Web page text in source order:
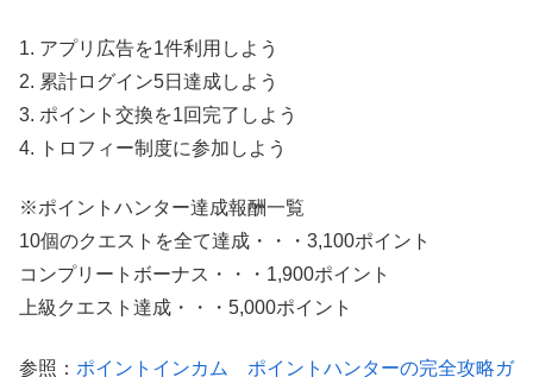
1. アプリ広告を1件利用しよう
2. 累計ログイン5日達成しよう
3. ポイント交換を1回完了しよう
4. トロフィー制度に参加しよう
※ポイントハンター達成報酬一覧
10個のクエストを全て達成・・・3,100ポイント
コンプリートボーナス・・・1,900ポイント
上級クエスト達成・・・5,000ポイント
参照： ポイントインカム ポイントハンターの完全攻略ガ